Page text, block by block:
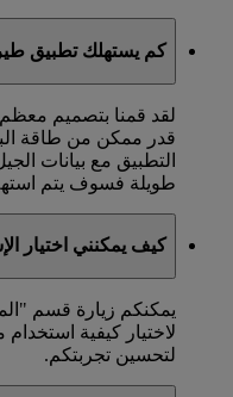
كم يستهلك تطبيق
لقد قمنا بتصميم
قدر ممكن من طاقة
طويلة فسوف يتم
كيف يمكنني اختيار
يمكنكم زيارة قسم
لاختيار كيفية
لتحسين تجربتكم.